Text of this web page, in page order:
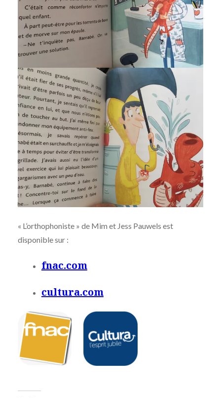
« L’orthophoniste » de Mim et Jess Pauwels est
disponible sur :
fnac.com
cultura.com